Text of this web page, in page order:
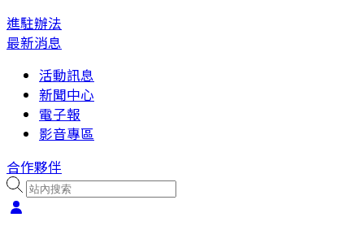
進駐辦法
最新消息
活動訊息
新聞中心
電子報
影音專區
合作夥伴